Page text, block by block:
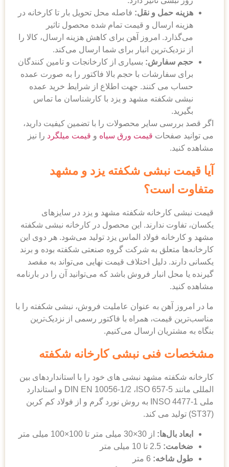
هزینه حمل و نقل: فاصله محل تحویل بار تا کارخانه در
هزینه ارسال و قیمت تمام شده محصول تاثیر
می‌گذارد. امروز آهن برای کاهش هزینه ارسال، کالا را
از نزدیک‌ترین انبار برای شما ارسال می‌‌کند.
حجم سفارش: بسیاری از کارخانجات و تامین کنندگان
برای سفارشات با حجم بالا فاکتور را به صورت عمده
حساب می کنند. جهت اطلاع از شرایط خرید عمده
نبشی شکفته مشهد و یزد با کارشناسان ما تماس
بگیرید.
اگر قصد بررسی سایر محصولات را با تضمین کیفیت دارید،
می‌ توانید صفحات قیمت ورق سیاه و قیمت میلگرد را نیز
مشاهده کنید.
آیا قیمت نبشی شکفته یزد و مشهد
متفاوت است؟
قیمت نبشی کارخانه شکفته مشهد و یزد در سایزهای
یکسان، تفاوت ندارند. این محصول در کارخانه نبشی شکفته
مشهد و کارخانه فولاد الماس یزد تولید می‌شود. هر دوی این
کارخانه‌ها متعلق به شرکت گروه صنعتی شکفته بوده و برند
یکسانی دارند. دلیل اختلاف قیمت نهایی می‌تواند به مقصد
گیرنده یا محل انبار فروش باشد که می‌توانید آن را در بارنامه
مشاهده کنید.
ما در امروز آهن به عنوان عاملیت فروش، نبشی شکفته را با
مناسب‌ترین قیمت، همراه با فاکتور رسمی از نزدیک‌ترین
بنگاه به مشتریان ارسال می‌کنیم.
مشخصات فنی نبشی کارخانه شکفته
کارخانه شکفته مشهد نبشی های خود را با استانداردهای بین‌
المللی مانند DIN EN 10056-1/2 ،ISO 657-5 و استاندارد
ملی INSO 4477-1 به روش نورد گرم و از فولاد کم‌ کربن
(ST37) تولید می کند.
ابعاد بال‌ها: از 30×30 میلی‌ متر تا 100×100 میلی‌ متر
ضخامت:
طول شاخه: